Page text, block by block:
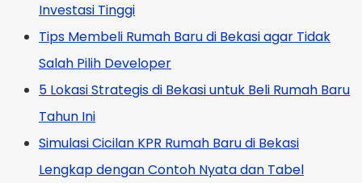
Investasi Tinggi
Tips Membeli Rumah Baru di Bekasi agar Tidak
Salah Pilih Developer
5 Lokasi Strategis di Bekasi untuk Beli Rumah Baru
Tahun Ini
Simulasi Cicilan KPR Rumah Baru di Bekasi
Lengkap dengan Contoh Nyata dan Tabel